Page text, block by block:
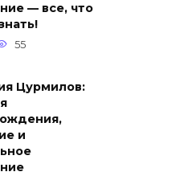
— все, что
55
Цурмилов:
и